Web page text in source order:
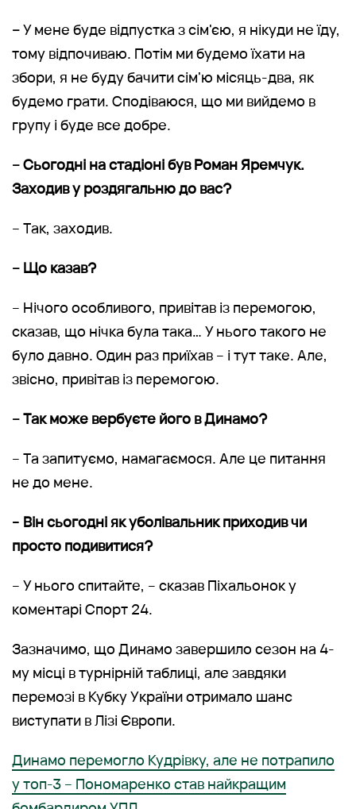
–У мене буде відпустка з сім'єю, я нікуди не їду,
тому відпочиваю. Потім ми будемо їхати на
збори, я не буду бачити сім'ю місяць-два, як
будемо грати. Сподіваюся, що ми вийдемо в
групу і буде все добре.
– Сьогодні на стадіоні був Роман Яремчук.
Заходив у роздягальню до вас?
– Так, заходив.
– Що казав?
– Нічого особливого, привітав із перемогою,
сказав, що нічка була така… У нього такого не
було давно. Один раз приїхав – і тут таке. Але,
звісно, привітав із перемогою.
– Так може вербуєте його в Динамо?
– Та запитуємо, намагаємося. Але це питання
не до мене.
– Він сьогодні як уболівальник приходив чи
просто подивитися?
– У нього спитайте, – сказав Піхальонок у
коментарі Спорт 24.
Зазначимо, що Динамо завершило сезон на 4-
му місці в турнірній таблиці, але завдяки
перемозі в Кубку України отримало шанс
виступати в Лізі Європи.
Динамо перемогло Кудрівку, але не потрапило
у топ-3 – Пономаренко став найкращим